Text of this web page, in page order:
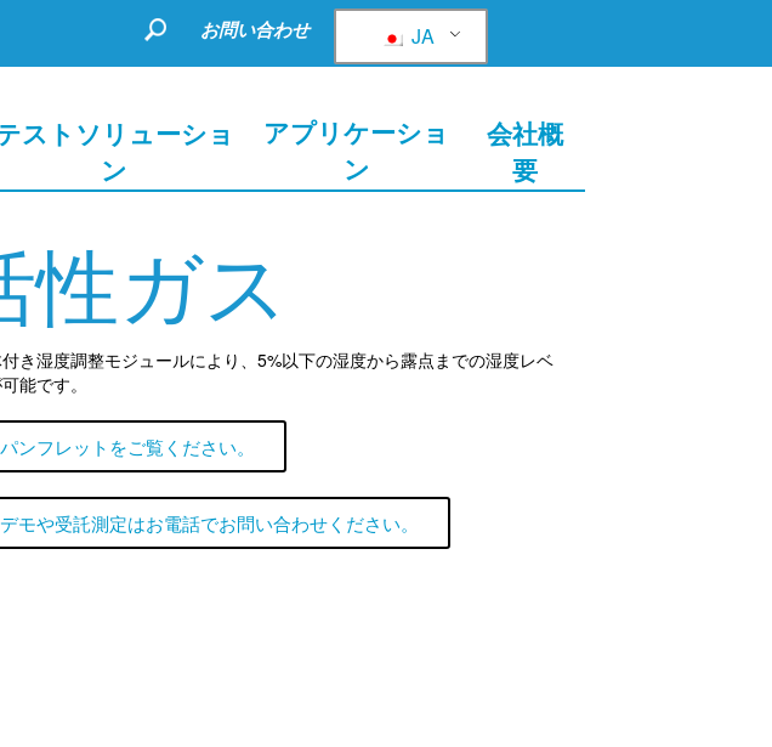
JA
お問い合わせ
ストソリューショ
ン
アプリケーショ
ン
会社概
要
性ガス
き湿度調整モジュールにより、5%以下の湿度から露点までの湿度レベ
能です。
パンフレットをご覧ください。
デモや受託測定はお電話でお問い合わせください。